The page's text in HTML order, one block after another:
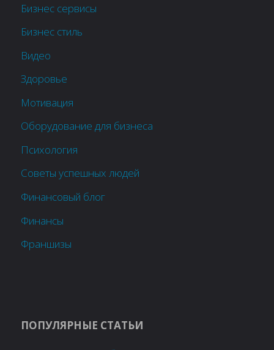
Бизнес сервисы
Бизнес стиль
Видео
Здоровье
Мотивация
Оборудование для бизнеса
Психология
Советы успешных людей
Финансовый блог
Финансы
Франшизы
ПОПУЛЯРНЫЕ СТАТЬИ